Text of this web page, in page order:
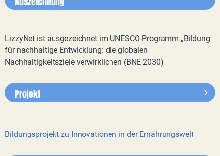
LizzyNet ist ausgezeichnet im UNESCO-Programm „Bildung
für nachhaltige Entwicklung: die globalen
Nachhaltigkeitsziele verwirklichen (BNE 2030)
Projekt
Bildungsprojekt zu Innovationen in der Ernährungswelt